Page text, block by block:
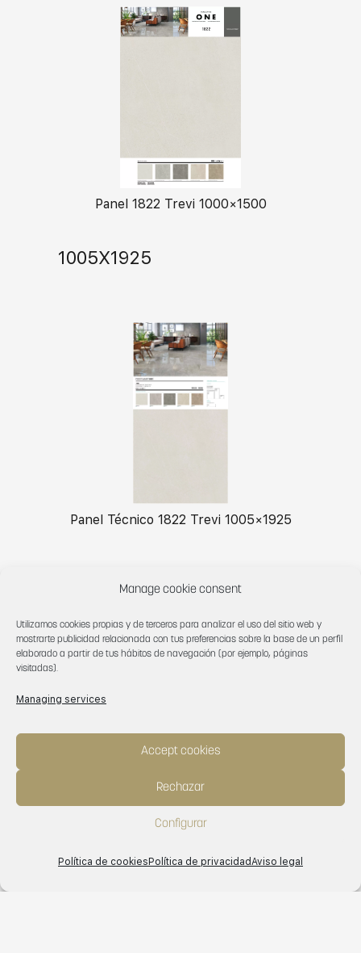
Manage cookie consent
Utilizamos cookies propias y de terceros para analizar el uso del sitio web y
mostrarte publicidad relacionada con tus preferencias sobre la base de un perfil
elaborado a partir de tus hábitos de navegación (por ejemplo, páginas
visitadas).
Managing services
Accept cookies
Rechazar
Configurar
Política de cookies Política de privacidadAviso legal
Panel 1822 Trevi 1000×1500
1005X1925
Panel Técnico 1822 Trevi 1005×1925
Related Series
Trevi 1817
Trevi 1917
Trevi 5051
Trevi 6615
Trevi 8211
English
Español